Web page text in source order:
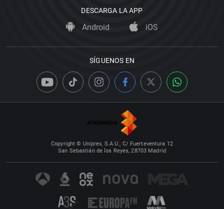
DESCARGA LA APP
Android iOS
SÍGUENOS EN
Copyright © Uniprex, S.A.U., C/ Fuerteventura 12
San Sebastián de los Reyes, 28703 Madrid